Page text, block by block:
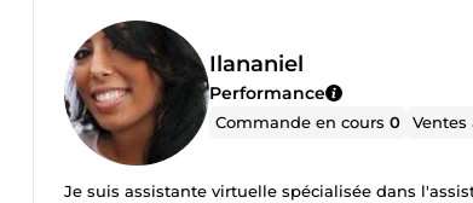
Ilananiel
Performance
Commande en cours0
Je suis assistante virtuelle spécialisée dans